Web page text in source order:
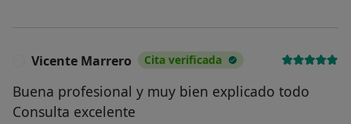
Vicente Marrero Cita verificada
Buena profesional y muy bien explicado todo
Consulta excelente